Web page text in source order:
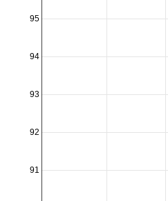
91
92
93
94
95